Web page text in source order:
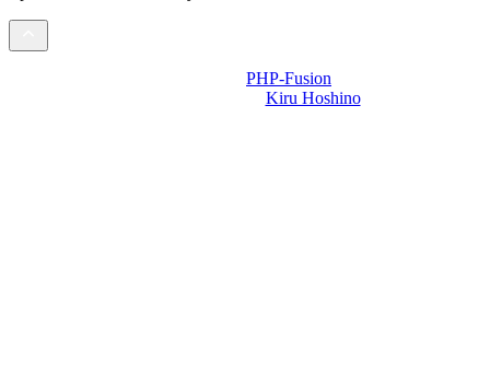
PHP-Fusion
Kiru Hoshino